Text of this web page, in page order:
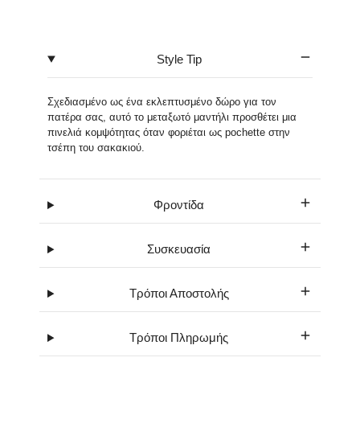
Style Tip
Σχεδιασμένο ως ένα εκλεπτυσμένο δώρο για τον
πατέρα σας, αυτό το μεταξωτό μαντήλι προσθέτει μια
πινελιά κομψότητας όταν φοριέται ως pochette στην
τσέπη του σακακιού.
Φροντίδα
Συσκευασία
Τρόποι Αποστολής
Τρόποι Πληρωμής